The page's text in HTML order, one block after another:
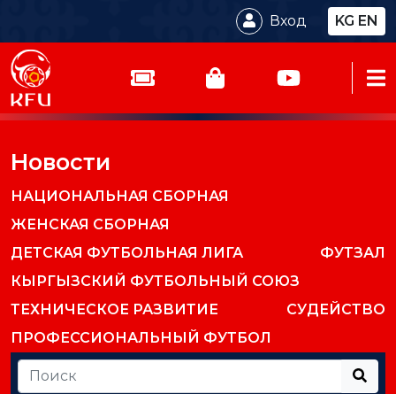
Вход KG EN
Новости
НАЦИОНАЛЬНАЯ СБОРНАЯ
ЖЕНСКАЯ СБОРНАЯ
ДЕТСКАЯ ФУТБОЛЬНАЯ ЛИГА
ФУТЗАЛ
КЫРГЫЗСКИЙ ФУТБОЛЬНЫЙ СОЮЗ
ТЕХНИЧЕСКОЕ РАЗВИТИЕ
СУДЕЙСТВО
ПРОФЕССИОНАЛЬНЫЙ ФУТБОЛ